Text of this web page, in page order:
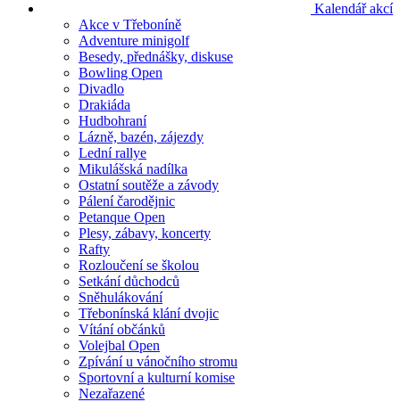
Kalendář akcí
Akce v Třeboníně
Adventure minigolf
Besedy, přednášky, diskuse
Bowling Open
Divadlo
Drakiáda
Hudbohraní
Lázně, bazén, zájezdy
Lední rallye
Mikulášská nadílka
Ostatní soutěže a závody
Pálení čarodějnic
Petanque Open
Plesy, zábavy, koncerty
Rafty
Rozloučení se školou
Setkání důchodců
Sněhulákování
Třebonínská klání dvojic
Vítání občánků
Volejbal Open
Zpívání u vánočního stromu
Sportovní a kulturní komise
Nezařazené